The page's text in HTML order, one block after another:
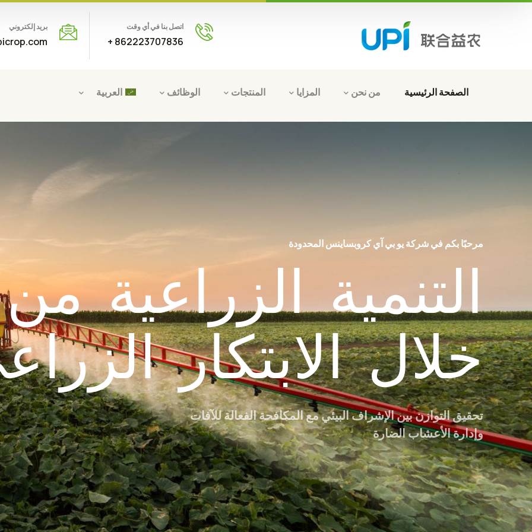
اتصل بنا في أي وقت
862223707836 +
بريد إلكتروني
الصفحة الرئيسية من نحن المزايا المنتجات الوظائف العربية
مرحبًا بكم في شركة يو بي آي كروبساينس المحدودة
التنمية الزراعية من
خلال الابتكار
تحقيق التوازن بين الإشراف البيئي مع المكافحة الفعالة للآفات
وإدارة الأعشاب الضارة